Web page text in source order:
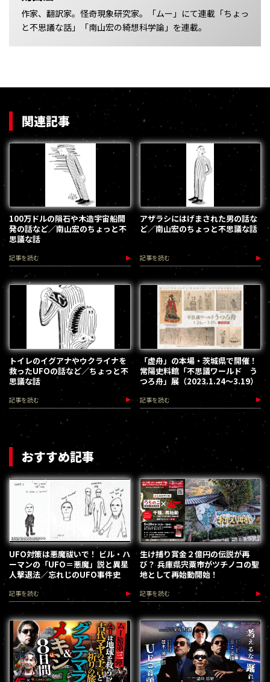
作家、翻訳家。怪奇現象研究家。「ムー」にて連載「ちょっ
と不思議な話」「南山宏の綺想科学論」を連載。
関連記事
100万ドルの隕石や木造宇宙船開
発の話など／南山宏のちょっと不
思議な話
記事を読む
アザラシにはげまされた男の話な
ど／南山宏のちょっと不思議な話
記事を読む
トイレのイグアナやウクライナを
救ったUFOの話など／ちょっと不
思議な話
記事を読む
「虚舟」の本場・茨城県で開催！
常陽史料館「不思議ワールド う
つろ舟」展（2023.1.24～3.19）
記事を読む
おすすめ記事
UFO対策は悪魔祓いで！ ビル・ハ
ーマンの「UFO＝悪魔」説と異星
人撃退法／忘れじのUFO事件史
記事を読む
生け捕り賞金２億円の伝説が再
び？ 兵庫県宍粟市がツチノコの聖
地として再始動開始！
記事を読む